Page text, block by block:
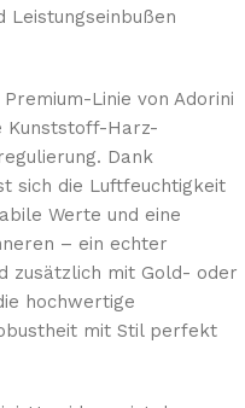
Leistungseinbußen
Linie von Adorini
Kunststoff-Harz-
Dank
sich die Luftfeuchtigkeit
Werte und eine
– ein echter
zusätzlich mit Gold- oder
hochwertige
mit Stil perfekt